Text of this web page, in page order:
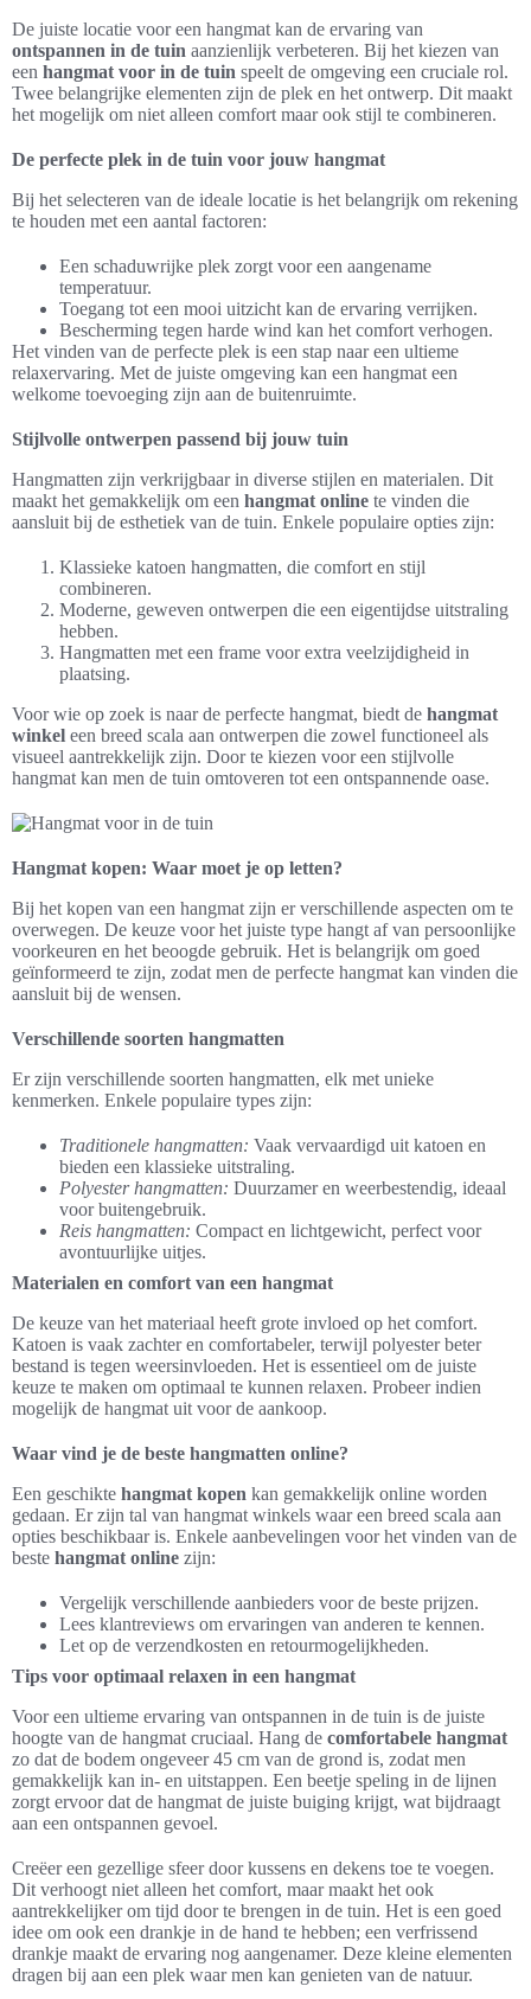
De juiste locatie voor een hangmat kan de ervaring van
ontspannen in de tuin aanzienlijk verbeteren. Bij het kiezen van
een hangmat voor in de tuin speelt de omgeving een cruciale rol.
Twee belangrijke elementen zijn de plek en het ontwerp. Dit maakt
het mogelijk om niet alleen comfort maar ook stijl te combineren.
De perfecte plek in de tuin voor jouw hangmat
Bij het selecteren van de ideale locatie is het belangrijk om rekening
te houden met een aantal factoren:
Een schaduwrijke plek zorgt voor een aangename
temperatuur.
Toegang tot een mooi uitzicht kan de ervaring verrijken.
Bescherming tegen harde wind kan het comfort verhogen.
Het vinden van de perfecte plek is een stap naar een ultieme
relaxervaring. Met de juiste omgeving kan een hangmat een
welkome toevoeging zijn aan de buitenruimte.
Stijlvolle ontwerpen passend bij jouw tuin
Hangmatten zijn verkrijgbaar in diverse stijlen en materialen. Dit
maakt het gemakkelijk om een hangmat online te vinden die
aansluit bij de esthetiek van de tuin. Enkele populaire opties zijn:
Klassieke katoen hangmatten, die comfort en stijl
combineren.
Moderne, geweven ontwerpen die een eigentijdse uitstraling
hebben.
Hangmatten met een frame voor extra veelzijdigheid in
plaatsing.
Voor wie op zoek is naar de perfecte hangmat, biedt de hangmat
winkel een breed scala aan ontwerpen die zowel functioneel als
visueel aantrekkelijk zijn. Door te kiezen voor een stijlvolle
hangmat kan men de tuin omtoveren tot een ontspannende oase.
Hangmat kopen: Waar moet je op letten?
Bij het kopen van een hangmat zijn er verschillende aspecten om te
overwegen. De keuze voor het juiste type hangt af van persoonlijke
voorkeuren en het beoogde gebruik. Het is belangrijk om goed
geïnformeerd te zijn, zodat men de perfecte hangmat kan vinden die
aansluit bij de wensen.
Verschillende soorten hangmatten
Er zijn verschillende soorten hangmatten, elk met unieke
kenmerken. Enkele populaire types zijn:
Traditionele hangmatten: Vaak vervaardigd uit katoen en
bieden een klassieke uitstraling.
Polyester hangmatten: Duurzamer en weerbestendig, ideaal
voor buitengebruik.
Reis hangmatten: Compact en lichtgewicht, perfect voor
avontuurlijke uitjes.
Materialen en comfort van een hangmat
De keuze van het materiaal heeft grote invloed op het comfort.
Katoen is vaak zachter en comfortabeler, terwijl polyester beter
bestand is tegen weersinvloeden. Het is essentieel om de juiste
keuze te maken om optimaal te kunnen relaxen. Probeer indien
mogelijk de hangmat uit voor de aankoop.
Waar vind je de beste hangmatten online?
Een geschikte hangmat kopen kan gemakkelijk online worden
gedaan. Er zijn tal van hangmat winkels waar een breed scala aan
opties beschikbaar is. Enkele aanbevelingen voor het vinden van de
beste hangmat online zijn:
Vergelijk verschillende aanbieders voor de beste prijzen.
Lees klantreviews om ervaringen van anderen te kennen.
Let op de verzendkosten en retourmogelijkheden.
Tips voor optimaal relaxen in een hangmat
Voor een ultieme ervaring van ontspannen in de tuin is de juiste
hoogte van de hangmat cruciaal. Hang de comfortabele hangmat
zo dat de bodem ongeveer 45 cm van de grond is, zodat men
gemakkelijk kan in- en uitstappen. Een beetje speling in de lijnen
zorgt ervoor dat de hangmat de juiste buiging krijgt, wat bijdraagt
aan een ontspannen gevoel.
Creëer een gezellige sfeer door kussens en dekens toe te voegen.
Dit verhoogt niet alleen het comfort, maar maakt het ook
aantrekkelijker om tijd door te brengen in de tuin. Het is een goed
idee om ook een drankje in de hand te hebben; een verfrissend
drankje maakt de ervaring nog aangenamer. Deze kleine elementen
dragen bij aan een plek waar men kan genieten van de natuur.